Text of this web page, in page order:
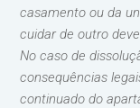
casamento ou da
cuidar de outro
No caso de
consequências
continuado do